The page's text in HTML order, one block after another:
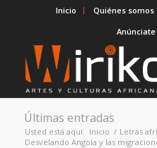
Inicio Quiénes somos
Anúnciate
Últimas entradas
Usted está aquí: Inicio / Letras
Desvelando Angola y las